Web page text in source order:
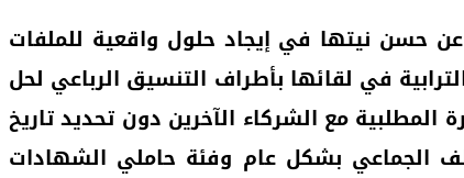
عن حسن نيتها في إيجاد حلول واقعية للملفات
في لقائها بأطراف التنسيق الرباعي لحل
تعميق دراسة المذكرة المطلبية مع الشركاء الآخرين دون تحديد تاريخ
يعاني منها الموظف الجماعي بشكل عام وفئة حاملي الشهادات